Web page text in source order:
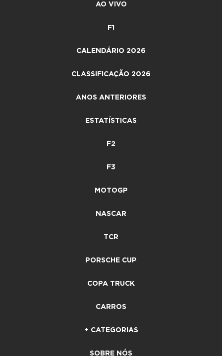
AO VIVO
F1
CALENDÁRIO 2026
CLASSIFICAÇÃO 2026
ANOS ANTERIORES
ESTATÍSTICAS
F2
F3
MOTOGP
NASCAR
TCR
PORSCHE CUP
COPA TRUCK
CARROS
+ CATEGORIAS
SOBRE NÓS